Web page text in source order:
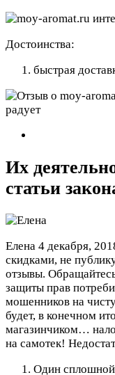
Достоинства:
быстрая
Их
статьи
Елена 4 декабря,
скидками, не
отзывы.
защиты прав
мошенников на
будет, в конечном
магазинчиком…
на самотек!
Один